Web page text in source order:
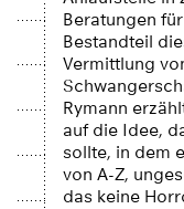
Beratungen
Bestandteil
Vermittlung
Rymann
auf die Idee,
sollte, in dem
von A-Z,
das keine